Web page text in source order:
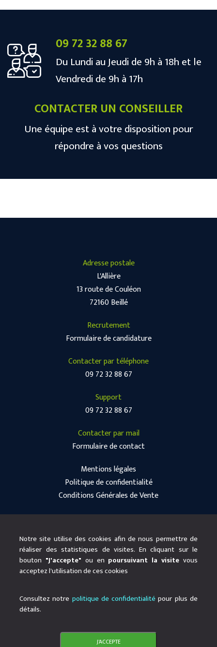
09 72 32 88 67
Du Lundi au Jeudi de 9h à 18h et le
Vendredi de 9h à 17h
CONTACTER UN CONSEILLER
Une équipe est à votre disposition pour
répondre à vos questions
Adresse postale
L'Allière
13 route de Couléon
72160 Beillé
Recrutement
Formulaire de candidature
Contacter par téléphone
09 72 32 88 67
Support
09 72 32 88 67
Contacter par mail
Formulaire de contact
Mentions légales
Politique de confidentialité
Conditions Générales de Vente
© 2020 Telwan Babaweb
Notre site utilise des cookies afin de nous permettre de
réaliser des statistiques de visites. En cliquant sur le
bouton "J'accepte" ou en poursuivant la visite vous
acceptez l'utilisation de ces cookies
Consultez notre politique de confidentialité pour plus de
détails.
J'ACCEPTE